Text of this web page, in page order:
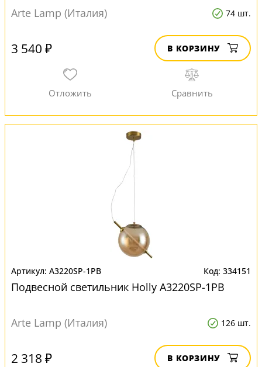
Arte Lamp (Италия) 74 шт.
3 540 ₽ В КОРЗИНУ
A3220SP-1PB 334151
Подвесной светильник Нolly A3220SP-1PB
Arte Lamp (Италия) 126 шт.
2 318 ₽ В КОРЗИНУ